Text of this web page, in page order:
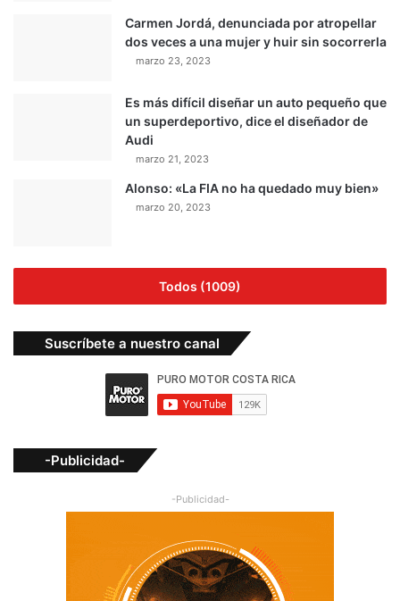
Carmen Jordá, denunciada por atropellar
dos veces a una mujer y huir sin socorrerla
marzo 23, 2023
Es más difícil diseñar un auto pequeño que
un superdeportivo, dice el diseñador de
Audi
marzo 21, 2023
Alonso: «La FIA no ha quedado muy bien»
marzo 20, 2023
Todos (1009)
Suscríbete a nuestro canal
-Publicidad-
-Publicidad-